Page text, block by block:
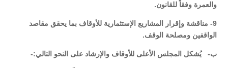
والعمرة وفقاً للقانون.
9- مناقشة وإقرار المشاريع الإستثمارية للأوقاف بما يحقق مقاصد
الواقفين ومصلحة الوقف.
ب- يُشكل المجلس الأعلى للأوقاف والإرشاد على النحو التالي:-